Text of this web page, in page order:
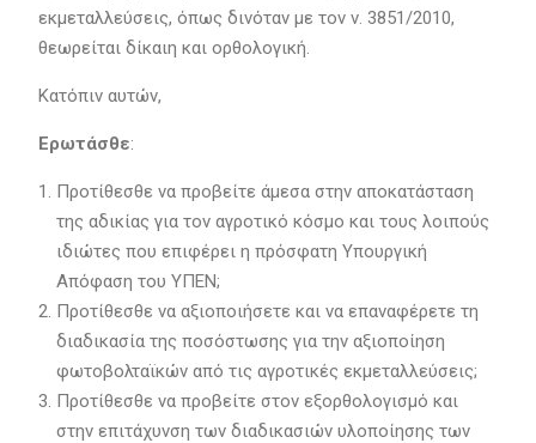
εκμεταλλεύσεις, όπως δινόταν με τον ν. 3851/2010,
θεωρείται δίκαιη και ορθολογική.
Κατόπιν αυτών,
Ερωτάσθε:
Προτίθεσθε να προβείτε άμεσα στην αποκατάσταση
της αδικίας για τον αγροτικό κόσμο και τους λοιπούς
ιδιώτες που επιφέρει η πρόσφατη Υπουργική
Απόφαση του ΥΠΕΝ;
Προτίθεσθε να αξιοποιήσετε και να επαναφέρετε τη
διαδικασία της ποσόστωσης για την αξιοποίηση
φωτοβολταϊκών από τις αγροτικές εκμεταλλεύσεις;
Προτίθεσθε να προβείτε στον εξορθολογισμό και
στην επιτάχυνση των διαδικασιών υλοποίησης των